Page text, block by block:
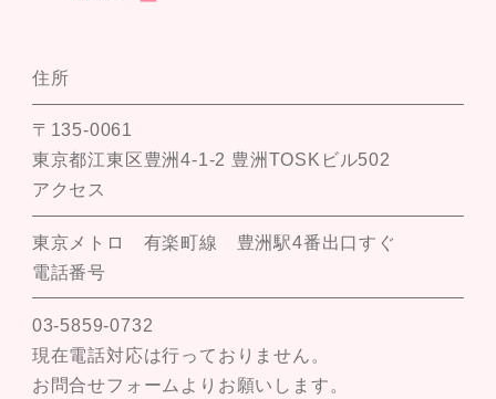
住所
〒135-0061
東京都江東区豊洲4-1-2 豊洲TOSKビル502
アクセス
東京メトロ 有楽町線 豊洲駅4番出口すぐ
電話番号
03-5859-0732
現在電話対応は行っておりません。
お問合せフォームよりお願いします。